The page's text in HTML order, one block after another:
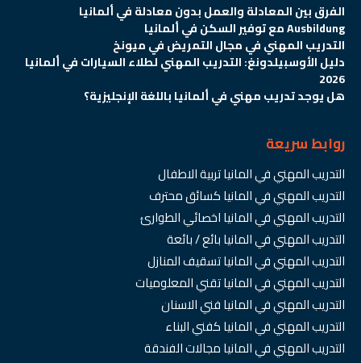
الفرق بين المعادلة والعمل بدون معادلة في ألمانيا
Ausbildung مع توفير السكن في ألمانيا
التدريب المهني في مجال التمريض في ميونخ
دليل الأوسبيلدونغ: التدريب المهني لطلاء السيارات في ألمانيا
2026
هل يوجد تدريب مهني في ألمانيا باللغة الإنجليزية؟
روابط سريعة
التدريب المهني في المانيا تربية الاطفال
التدريب المهني في المانيا كسائق محترف
التدريب المهني في المانيا اخصائي الطوارئ
التدريب المهني في المانيا بائع / بائعة
التدريب المهني في المانيا تسقيف المنازل
التدريب المهني في المانيا تقني المعلوميات
التدريب المهني في المانيا فني الاسنان
التدريب المهني في المانيا كفني البناء
التدريب المهني في المانيا مجالات الفندقة